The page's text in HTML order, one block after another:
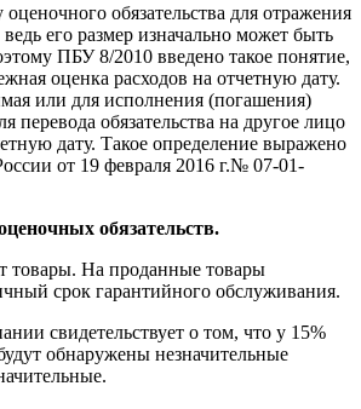
обязательства для отражения
его размер изначально может быть
ПБУ 8/2010 введено такое понятие,
оценка расходов на отчетную дату.
или для исполнения (погашения)
перевода обязательства на другое лицо
дату. Такое определение выражено
от 19 февраля 2016 г.№ 07-01-
обязательств.
товары. На проданные товары
срок гарантийного обслуживания.
свидетельствует о том, что у 15%
обнаружены незначительные